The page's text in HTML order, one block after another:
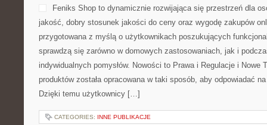
Feniks Shop to dynamicznie rozwijająca się przestrzeń dla
jakość, dobry stosunek jakości do ceny oraz wygodę zakupów
przygotowana z myślą o użytkownikach poszukujących
sprawdzą się zarówno w domowych zastosowaniach, jak i
indywidualnych pomysłów. Nowości to Prawa i Regulacje i Nowe
produktów została opracowana w taki sposób, aby odpowiadać
Dzięki temu użytkownicy […]
CATEGORIES: INNE PUBLIKACJE